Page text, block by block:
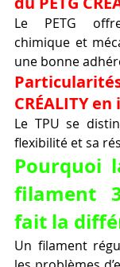
Le PETG
chimique et
une bonne
CRÉALITY
Le TPU se
flexibilité et sa
Pourquoi
filament
fait la
Un filament